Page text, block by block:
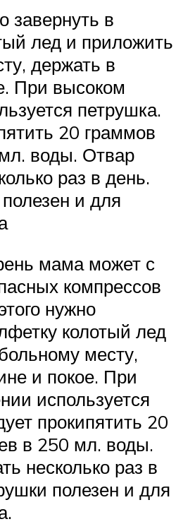
завернуть в
лед и приложить
держать в
При высоком
петрушка.
20 граммов
воды. Отвар
раз в день.
и для
мама может с
компрессов
нужно
колотый лед
месту,
и покое. При
используется
прокипятить 20
в 250 мл. воды.
несколько раз в
полезен и для